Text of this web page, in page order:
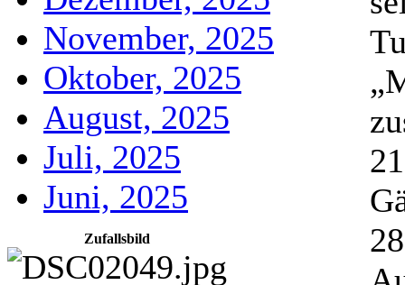
November, 2025
Oktober, 2025
August, 2025
Juli, 2025
Juni, 2025
Zufallsbild